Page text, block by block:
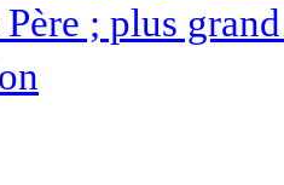
; plus